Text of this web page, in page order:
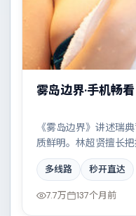
雾岛边界·手机畅看
《雾岛边界》讲述瑞
质鲜明。林超贤擅长把
蒂尔达·斯文顿、白宇
楼与一封未寄出的信构
多线路 秒开直达
7.7万 137个月前